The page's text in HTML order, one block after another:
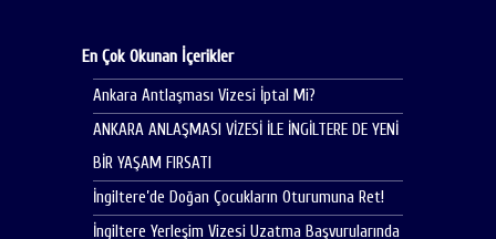
En Çok Okunan İçerikler
Ankara Antlaşması Vizesi İptal Mi?
ANKARA ANLAŞMASI VİZESİ İLE İNGİLTERE DE YENİ
BİR YAŞAM FIRSATI
İngiltere’de Doğan Çocukların Oturumuna Ret!
İngiltere Yerleşim Vizesi Uzatma Başvurularında